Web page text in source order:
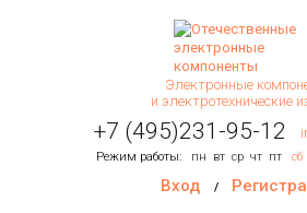
Электронные
и электротехнические
+7 (495)231-95-12
Режим работы: пн вт ср чт пт сб
Вход /